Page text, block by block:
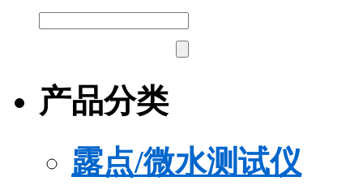
产品分类
露点/微水测试仪